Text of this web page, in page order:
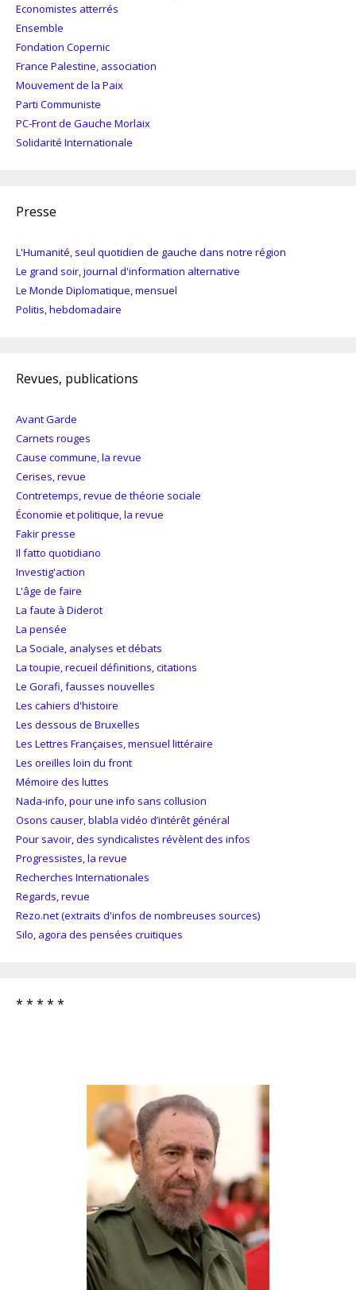
Economistes atterrés
Ensemble
Fondation Copernic
France Palestine, association
Mouvement de la Paix
Parti Communiste
PC-Front de Gauche Morlaix
Solidarité Internationale
Presse
L'Humanité, seul quotidien de gauche dans notre région
Le grand soir, journal d'information alternative
Le Monde Diplomatique, mensuel
Politis, hebdomadaire
Revues, publications
Avant Garde
Carnets rouges
Cause commune, la revue
Cerises, revue
Contretemps, revue de théorie sociale
Économie et politique, la revue
Fakir presse
Il fatto quotidiano
Investig'action
L'âge de faire
La faute à Diderot
La pensée
La Sociale, analyses et débats
La toupie, recueil définitions, citations
Le Gorafi, fausses nouvelles
Les cahiers d'histoire
Les dessous de Bruxelles
Les Lettres Françaises, mensuel littéraire
Les oreilles loin du front
Mémoire des luttes
Nada-info, pour une info sans collusion
Osons causer, blabla vidéo d’intérêt général
Pour savoir, des syndicalistes révèlent des infos
Progressistes, la revue
Recherches Internationales
Regards, revue
Rezo.net (extraits d'infos de nombreuses sources)
Silo, agora des pensées cruitiques
* * * * *